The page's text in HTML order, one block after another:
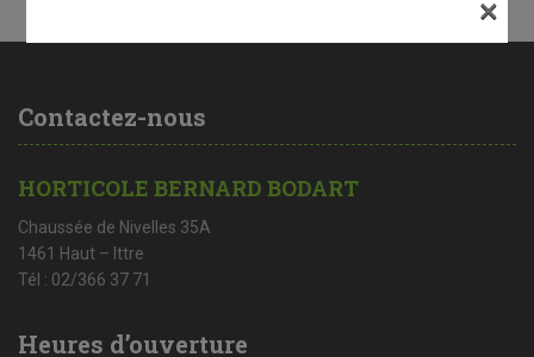
Contactez-nous
HORTICOLE BERNARD BODART
Chaussée de Nivelles 35A
1461 Haut – Ittre
Tél : 02/366 37 71
Heures d’ouverture
×